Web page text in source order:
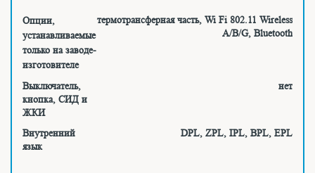
Опции,
устанавливаемые
только на заводе-
изготовителе
термотрансферная часть, Wi Fi 802.11 Wireless
A/B/G, Bluetooth
Выключатель,
кнопка, СИД и
ЖКИ
нет
Внутренний
язык
DPL, ZPL, IPL, BPL, EPL